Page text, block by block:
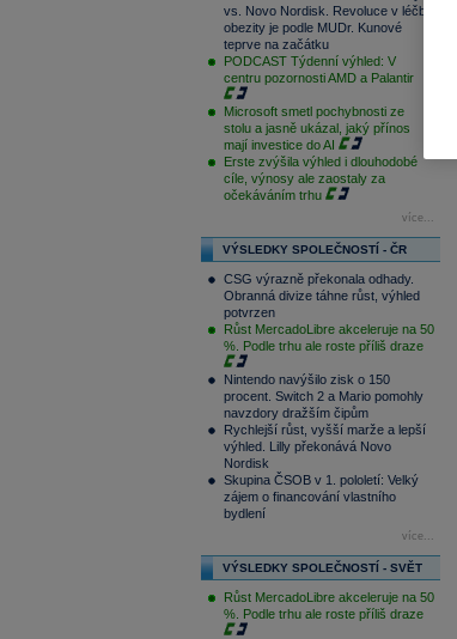
vs. Novo Nordisk. Revoluce v léčbě
obezity je podle MUDr. Kunové
teprve na začátku
PODCAST Týdenní výhled: V
centru pozornosti AMD a Palantir
Microsoft smetl pochybnosti ze
stolu a jasně ukázal, jaký přínos
mají investice do AI
Erste zvýšila výhled i dlouhodobé
cíle, výnosy ale zaostaly za
očekáváním trhu
více...
VÝSLEDKY SPOLEČNOSTÍ - ČR
CSG výrazně překonala odhady.
Obranná divize táhne růst, výhled
potvrzen
Růst MercadoLibre akceleruje na 50
%. Podle trhu ale roste příliš draze
Nintendo navýšilo zisk o 150
procent. Switch 2 a Mario pomohly
navzdory dražším čipům
Rychlejší růst, vyšší marže a lepší
výhled. Lilly překonává Novo
Nordisk
Skupina ČSOB v 1. pololetí: Velký
zájem o financování vlastního
bydlení
více...
VÝSLEDKY SPOLEČNOSTÍ - SVĚT
Růst MercadoLibre akceleruje na 50
%. Podle trhu ale roste příliš draze